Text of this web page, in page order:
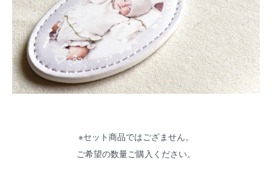
※セット商品ではござません。
ご希望の数量ご購入ください。